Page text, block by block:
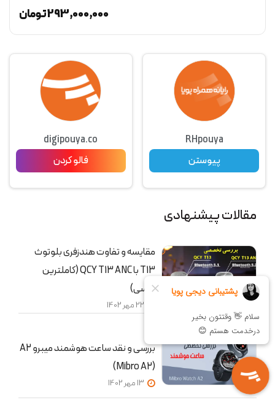
293,000,000تومان
RHpouya
پیوستن
digipouya.co
فالو کردن
مقالات پیشنهادی
مقایسه و تفاوت هندزفری بلوتوث
T13 با QCY T13 ANC (کاملترین
بررسی)
بررسی و نقد ساعت هوشمند میبرو A2
(Mibro A2)